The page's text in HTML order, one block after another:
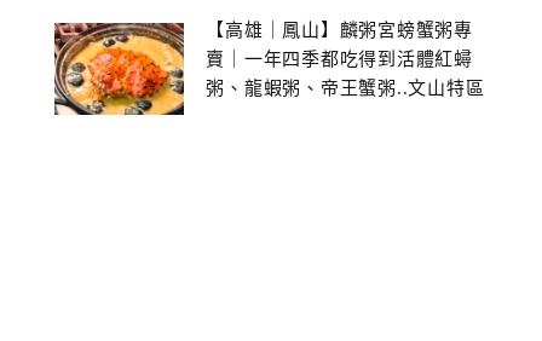
【高雄｜鳳山】麟粥宮螃蟹粥專
賣｜一年四季都吃得到活體紅蟳
粥、龍蝦粥、帝王蟹粥..文山特區